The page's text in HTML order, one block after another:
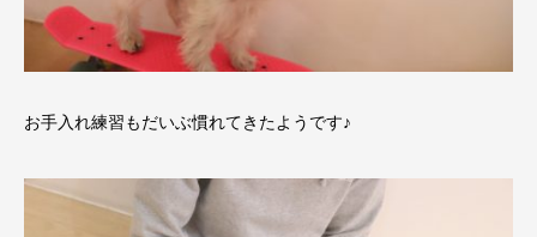
お手入れ練習もだいぶ慣れてきたようです♪